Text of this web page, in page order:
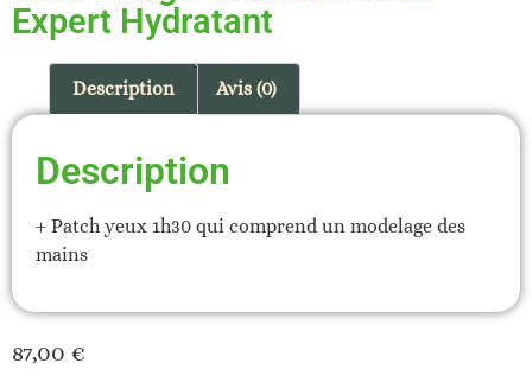
Expert Hydratant
Description Avis (0)
Description
+ Patch yeux 1h30 qui comprend un modelage des
mains
87,00 €